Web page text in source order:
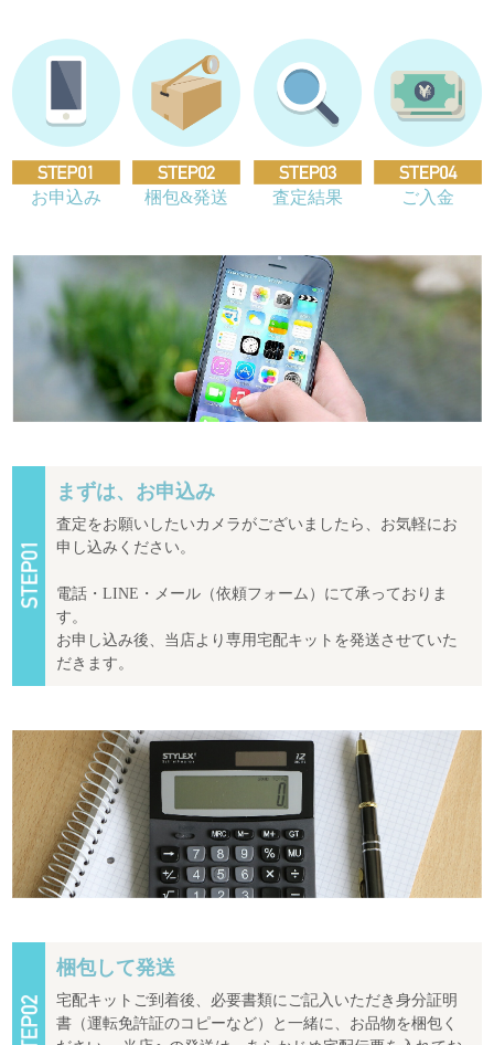
お申込み 梱包&発送 査定結果 ご入金
まずは、お申込み
査定をお願いしたいカメラがございましたら、お気軽にお
申し込みください。
電話・LINE・メール（依頼フォーム）にて承っておりま
す。
お申し込み後、当店より専用宅配キットを発送させていた
だきます。
梱包して発送
宅配キットご到着後、必要書類にご記入いただき身分証明
書（運転免許証のコピーなど）と一緒に、お品物を梱包く